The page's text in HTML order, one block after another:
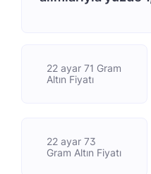
22 ayar 71 Gram
Altın Fiyatı
22 ayar 73
Gram Altın Fiyatı